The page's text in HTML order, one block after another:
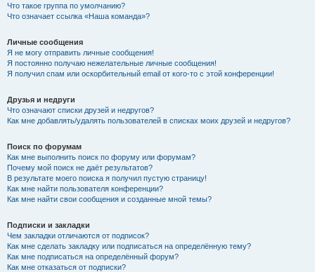
Что такое группа по умолчанию?
Что означает ссылка «Наша команда»?
Личные сообщения
Я не могу отправить личные сообщения!
Я постоянно получаю нежелательные личные сообщения!
Я получил спам или оскорбительный email от кого-то с этой конференции!
Друзья и недруги
Что означают списки друзей и недругов?
Как мне добавлять/удалять пользователей в списках моих друзей и недругов?
Поиск по форумам
Как мне выполнить поиск по форуму или форумам?
Почему мой поиск не даёт результатов?
В результате моего поиска я получил пустую страницу!
Как мне найти пользователя конференции?
Как мне найти свои сообщения и созданные мной темы?
Подписки и закладки
Чем закладки отличаются от подписок?
Как мне сделать закладку или подписаться на определённую тему?
Как мне подписаться на определённый форум?
Как мне отказаться от подписки?